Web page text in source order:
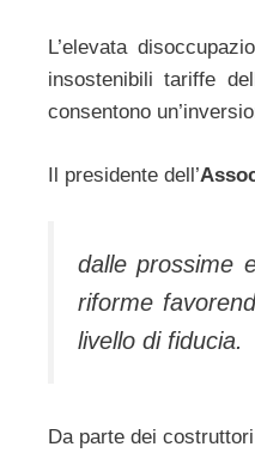
L’elevata
insostenibili tariffe
consentono
Il presidente dell’
dalle prossime
riforme
livello di fiducia.
Da parte dei